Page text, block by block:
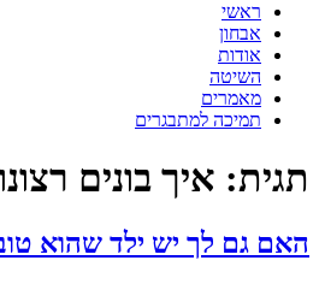
ראשי
אבחון
אודות
השיטה
מאמרים
תמיכה למתבגרים
תגית: איך בונים
האם גם לך יש ילד שהוא